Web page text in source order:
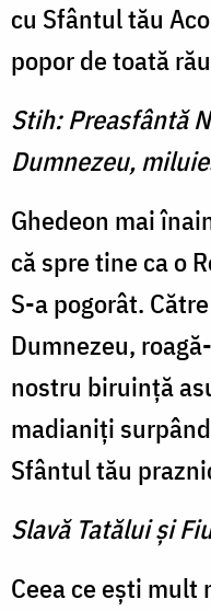
cu Sfântul tău
popor de toată
Stih: Preasfântă
Dumnezeu,
Ghedeon mai
că spre tine ca o
S-a pogorât.
Dum­nezeu,
nostru biruinţă
madianiţi
Sfântul tău
Slavă Tatălui şi
Ceea ce eşti mult